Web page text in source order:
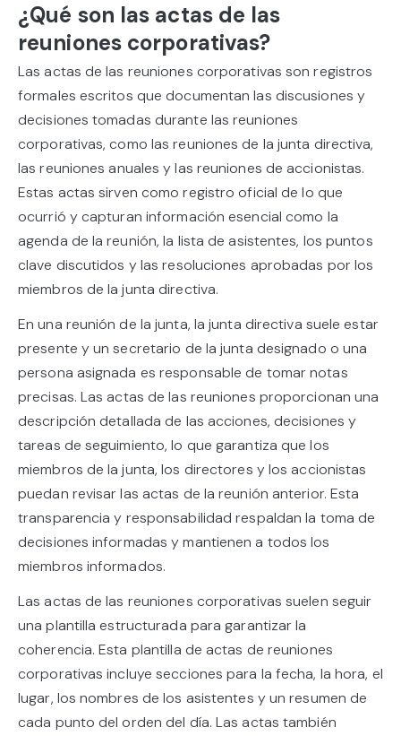
¿Qué son las actas de las
reuniones corporativas?
Las actas de las reuniones corporativas son registros
formales escritos que documentan las discusiones y
decisiones tomadas durante las reuniones
corporativas, como las reuniones de la junta directiva,
las reuniones anuales y las reuniones de accionistas.
Estas actas sirven como registro oficial de lo que
ocurrió y capturan información esencial como la
agenda de la reunión, la lista de asistentes, los puntos
clave discutidos y las resoluciones aprobadas por los
miembros de la junta directiva.
En una reunión de la junta, la junta directiva suele estar
presente y un secretario de la junta designado o una
persona asignada es responsable de tomar notas
precisas. Las actas de las reuniones proporcionan una
descripción detallada de las acciones, decisiones y
tareas de seguimiento, lo que garantiza que los
miembros de la junta, los directores y los accionistas
puedan revisar las actas de la reunión anterior. Esta
transparencia y responsabilidad respaldan la toma de
decisiones informadas y mantienen a todos los
miembros informados.
Las actas de las reuniones corporativas suelen seguir
una plantilla estructurada para garantizar la
coherencia. Esta plantilla de actas de reuniones
corporativas incluye secciones para la fecha, la hora, el
lugar, los nombres de los asistentes y un resumen de
cada punto del orden del día. Las actas también